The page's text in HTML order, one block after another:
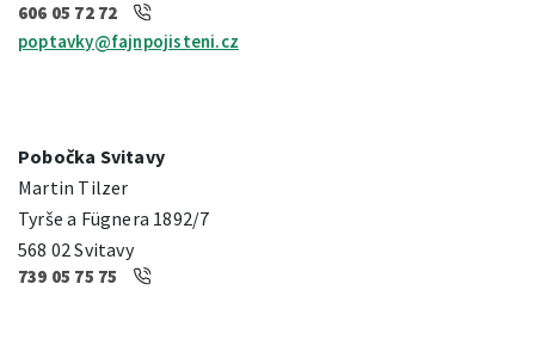
606 05 72 72
poptavky@fajnpojisteni.cz
Pobočka Svitavy
Martin Tilzer
Tyrše a Fügnera 1892/7
568 02 Svitavy
739 05 75 75